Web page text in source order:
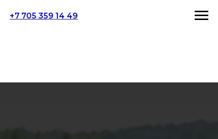
+7 705 359 14 49